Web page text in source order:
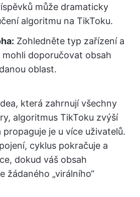
může dramaticky
algoritmu na TikToku.
Zohledněte typ zařízení a
doporučovat obsah
oblast.
která zahrnují všechny
algoritmus TikToku zvýší
je u více uživatelů.
cyklus pokračuje a
dokud váš obsah
žádaného „virálního“